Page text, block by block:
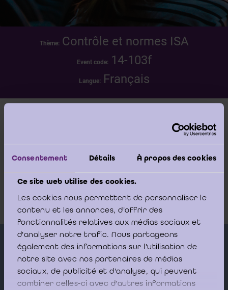
Consentement Détails À propos des cookies
Ce site web utilise des cookies.
Les cookies nous permettent de personnaliser le
contenu et les annonces, d'offrir des
fonctionnalités relatives aux médias sociaux et
d'analyser notre trafic. Nous partageons
également des informations sur l'utilisation de
notre site avec nos partenaires de médias
sociaux, de publicité et d'analyse, qui peuvent
combiner celles-ci avec d'autres informations
Thème: Contrôle et normes ISA
Event code: 14-103f
Langue: Français
mercredi 18 juin 2014 - 09:30 -13:00
Lieu
Boulevard Emile Jacqmainlaan 135/1, 1000
Brussel/Bruxelles
Orateurs
PÂRIS Marc-Olivier